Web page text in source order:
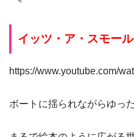
イッツ・ア・スモー
https://www.youtube.com/
ボートに揺られながらゆっ